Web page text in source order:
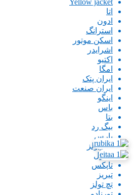
اتا
ادون
استرانگ
اسکن موتور
اشرایدر
اکتیو
امگا
ایران پتک
ایران صنعت
اینگو
باس
بتا
بیگ رد
پارس
پاورتولز
تاپتول
تاپکس
تبریز
تچ تولز